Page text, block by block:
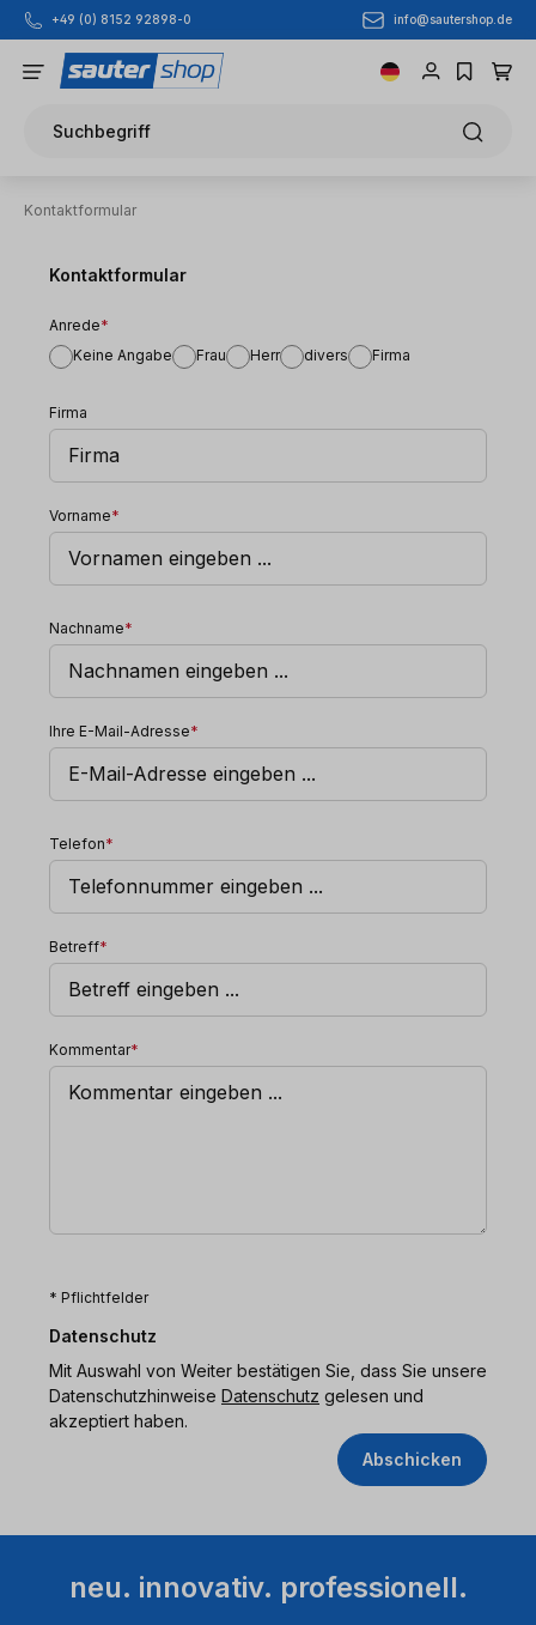
Zum Hauptinhalt springen
+49 (0) 8152 92898-0 info@sautershop.de
Suchbegriff
Kontaktformular
Kontaktformular
Anrede*
Keine Angabe
Frau Herr divers Firma
Firma
Vorname*
Nachname*
Ihre E-Mail-Adresse*
Telefon*
Betreff*
Kommentar*
* Pflichtfelder
Datenschutz
Mit Auswahl von Weiter bestätigen Sie, dass Sie unsere
Datenschutzhinweise Datenschutz gelesen und
akzeptiert haben.
Abschicken
neu. innovativ. professionell.